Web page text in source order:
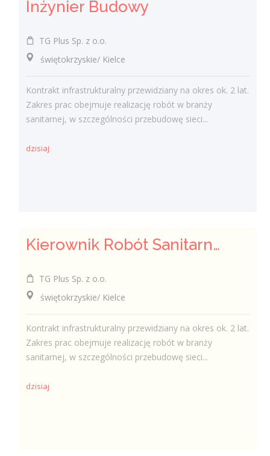
Inżynier Budowy
TG Plus Sp. z o.o.
świętokrzyskie/ Kielce
Kontrakt infrastrukturalny przewidziany na okres ok. 2 lat.
Zakres prac obejmuje realizację robót w branży
sanitarnej, w szczególności przebudowę sieci...
dzisiaj
Kierownik Robót Sanitarnych
TG Plus Sp. z o.o.
świętokrzyskie/ Kielce
Kontrakt infrastrukturalny przewidziany na okres ok. 2 lat.
Zakres prac obejmuje realizację robót w branży
sanitarnej, w szczególności przebudowę sieci...
dzisiaj